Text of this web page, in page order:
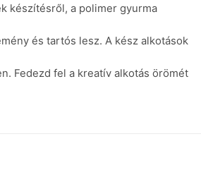
készítésről, a polimer gyurma
és tartós lesz. A kész alkotások
Fedezd fel a kreatív alkotás örömét